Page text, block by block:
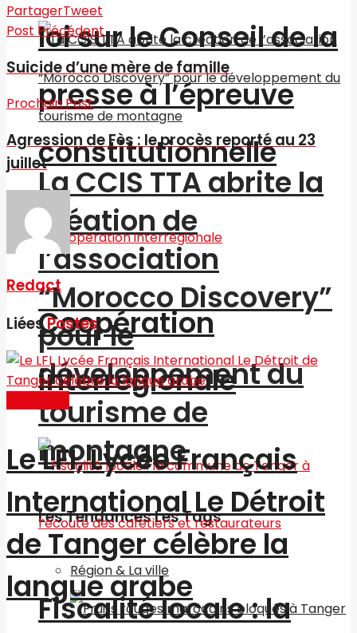
La CCIS TTA abrite la
création de
l’association
“Morocco Discovery”
pour le
développement du
tourisme de
montagne
Les Tendances Les Tags
Région & La ville
loi sur le Conseil de la
presse à l’épreuve
constitutionnelle
Coopération
interrégionale
Fiscalité locale : la
PartagerTweet
Post Précédent
Suicide d’une mère de famille
Prochain Post
Agression de Fès : le procès reporté au 23
juillet
Redact
LiéesPostes
Le LFI, Lycée Français
International Le Détroit
de Tanger célèbre la
langue arabe